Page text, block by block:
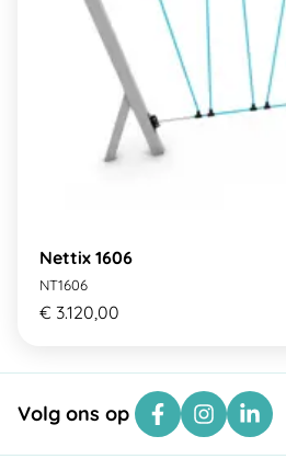
Nettix 1606
NT1606
€ 3.120,00
Volg ons op